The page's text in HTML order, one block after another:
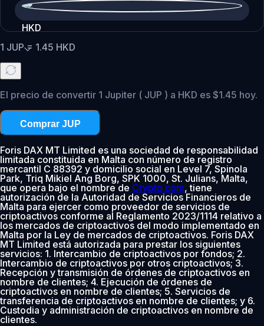
HKD
1 JUP= 1.45 HKD
El precio de convertir 1 Jupiter ( JUP ) a HKD es $1.45 hoy.
Comprar JUP
Foris DAX MT Limited es una sociedad de responsabilidad
limitada constituida en Malta con número de registro
mercantil C 88392 y domicilio social en Level 7, Spinola
Park, Triq Mikiel Ang Borg, SPK 1000, St. Julians, Malta,
que opera bajo el nombre de Crypto.com, tiene
autorización de la Autoridad de Servicios Financieros de
Malta para ejercer como proveedor de servicios de
criptoactivos conforme al Reglamento 2023/1114 relativo a
los mercados de criptoactivos del modo implementado en
Malta por la Ley de mercados de criptoactivos. Foris DAX
MT Limited está autorizada para prestar los siguientes
servicios: 1. Intercambio de criptoactivos por fondos; 2.
Intercambio de criptoactivos por otros criptoactivos; 3.
Recepción y transmisión de órdenes de criptoactivos en
nombre de clientes; 4. Ejecución de órdenes de
criptoactivos en nombre de clientes; 5. Servicios de
transferencia de criptoactivos en nombre de clientes; y 6.
Custodia y administración de criptoactivos en nombre de
clientes.